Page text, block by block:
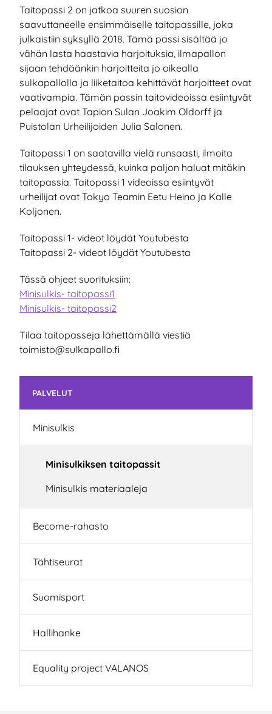
Taitopassi 2 on jatkoa suuren suosion
saavuttaneelle ensimmäiselle taitopassille, joka
julkaistiin syksyllä 2018. Tämä passi sisältää jo
vähän lasta haastavia harjoituksia, ilmapallon
sijaan tehdäänkin harjoitteita jo oikealla
sulkapallolla ja liiketaitoa kehittävät harjoitteet ovat
vaativampia. Tämän passin taitovideoissa esiintyvät
pelaajat ovat Tapion Sulan Joakim Oldorff ja
Puistolan Urheilijoiden Julia Salonen.
Taitopassi 1 on saatavilla vielä runsaasti, ilmoita
tilauksen yhteydessä, kuinka paljon haluat mitäkin
taitopassia. Taitopassi 1 videoissa esiintyvät
urheilijat ovat Tokyo Teamin Eetu Heino ja Kalle
Koljonen.
Taitopassi 1- videot löydät Youtubesta
Taitopassi 2- videot löydät Youtubesta
Tässä ohjeet suorituksiin:
Minisulkis- taitopassi1
Minisulkis- taitopassi2
Tilaa taitopasseja lähettämällä viestiä
toimisto@sulkapallo.fi
Skip subnavigation
PALVELUT
Minisulkis
Minisulkiksen taitopassit
Minisulkis materiaaleja
Become-rahasto
Tähtiseurat
Suomisport
Hallihanke
Equality project VALANOS